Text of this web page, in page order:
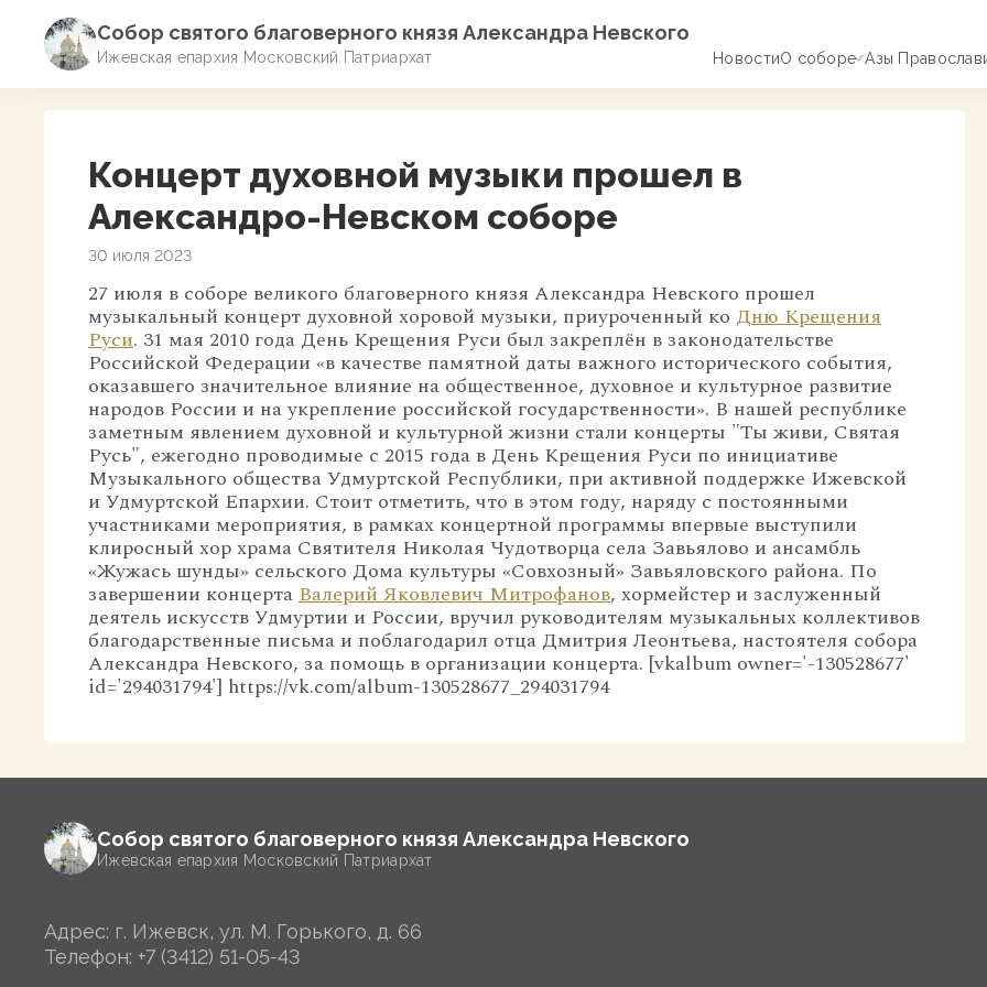
Собор святого благоверного князя Александра Невского
Ижевская епархия Московский Патриархат НовостиО соборе Азы
Концерт духовной музыки прошел в
Александро-Невском соборе
30 июля 2023
27 июля в соборе великого благоверного князя Александра Невского прошел
музыкальный концерт духовной хоровой музыки, приуроченный ко Дню Крещения
Руси. 31 мая 2010 года День Крещения Руси был закреплён в законодательстве
Российской Федерации «в качестве памятной даты важного исторического события,
оказавшего значительное влияние на общественное, духовное и культурное развитие
народов России и на укрепление российской государственности». В нашей республике
заметным явлением духовной и культурной жизни стали концерты "Ты живи, Святая
Русь", ежегодно проводимые с 2015 года в День Крещения Руси по инициативе
Музыкального общества Удмуртской Республики, при активной поддержке Ижевской
и Удмуртской Епархии. Стоит отметить, что в этом году, наряду с постоянными
участниками мероприятия, в рамках концертной программы впервые выступили
клиросный хор храма Святителя Николая Чудотворца села Завьялово и ансамбль
«Жужась шунды» сельского Дома культуры «Совхозный» Завьяловского района. По
завершении концертаВалерий Яковлевич Митрофанов, хормейстер и заслуженный
деятель искусств Удмуртии и России, вручил руководителям музыкальных коллективов
благодарственные письма и поблагодарил отца Дмитрия Леонтьева, настоятеля собора
Александра Невского, за помощь в организации концерта. [vkalbum owner='-130528677'
id='294031794'] https://vk.com/album-130528677_294031794
Собор святого благоверного князя Александра Невского
Ижевская епархия Московский Патриархат
Адрес: г. Ижевск, ул. М. Горького, д. 66
Телефон: +7 (3412) 51-05-43